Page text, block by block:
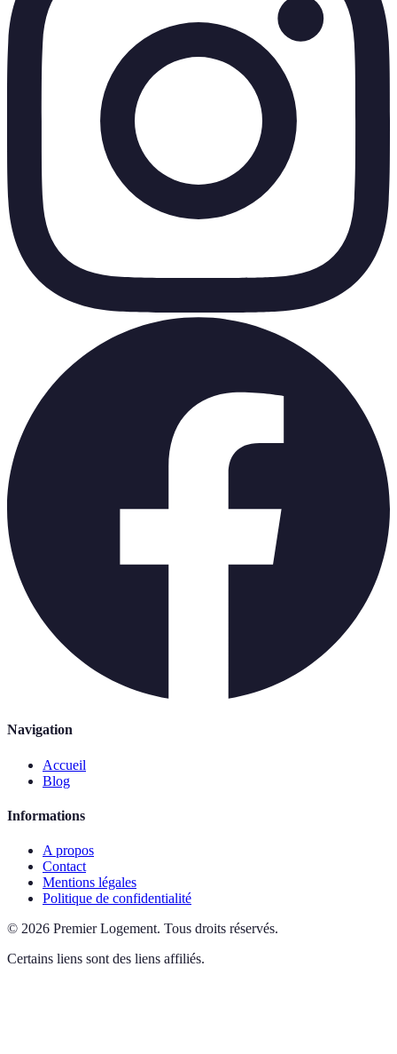
Navigation
Accueil
Blog
Informations
A propos
Contact
Mentions légales
Politique de confidentialité
© 2026 Premier Logement. Tous droits réservés.
Certains liens sont des liens affiliés.